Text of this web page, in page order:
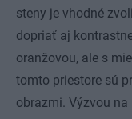
steny je vhodné
dopriať aj
oranžovou, ale s
tomto priestore sú
obrazmi. Výzvou